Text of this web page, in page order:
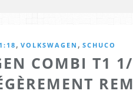
1:18 , VOLKSWAGEN , SCHUCO
COMBI T1